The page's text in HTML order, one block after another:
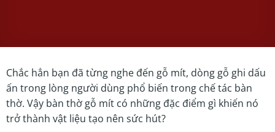
Chắc hẳn bạn đã từng nghe đến gỗ mít, dòng gỗ ghi dấu
ấn trong lòng người dùng phổ biến trong chế tác bàn
thờ. Vậy bàn thờ gỗ mít có những đặc điểm gì khiến nó
trở thành vật liệu tạo nên sức hút?